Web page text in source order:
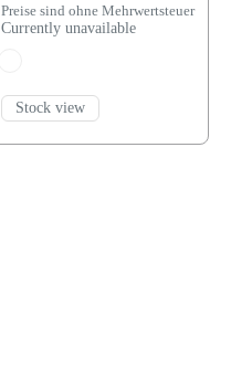
Preise sind ohne Mehrwertsteuer
Currently unavailable
Stock view